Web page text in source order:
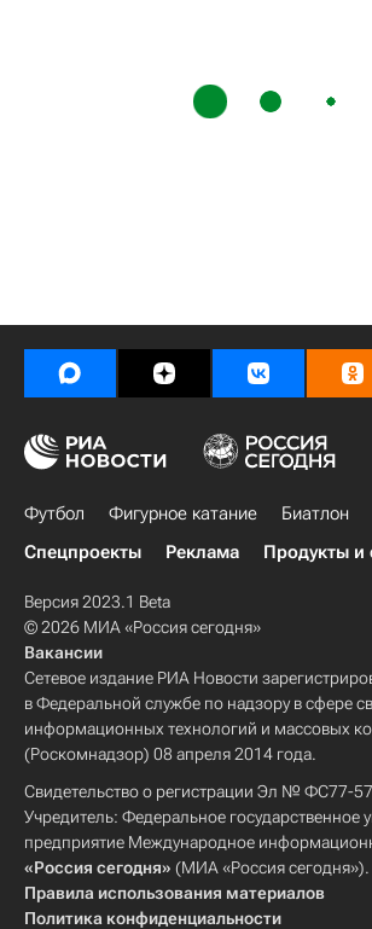
Футбол Фигурное катание Биатлон
Спецпроекты
Реклама Продукты и
Версия 2023.1 Beta
© 2026 МИА «Россия сегодня»
Вакансии
Сетевое издание РИА Новости
в Федеральной службе по надзору в сфере
информационных технологий и массовых
(Роскомнадзор) 08 апреля 2014 года.
Свидетельство о регистрации Эл № ФС77-
Учредитель: Федеральное государственное
предприятие Международное
«Россия сегодня» (МИА «Россия сегодня»).
Правила использования материалов
Политика конфиденциальности